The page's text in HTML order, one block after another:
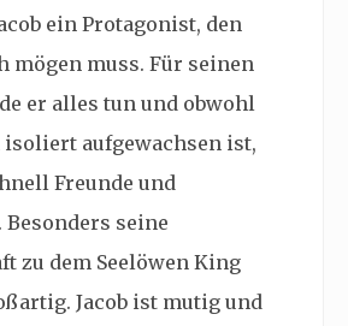
ein Protagonist, den
mögen muss. Für seinen
er alles tun und obwohl
aufgewachsen ist,
Freunde und
Besonders seine
zu dem Seelöwen King
Jacob ist mutig und